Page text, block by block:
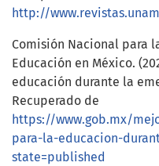
http://
Comisión Nacional para
Educación en México.
educación durante la
Recuperado de
https://www.gob.mx/
para-la-educacion-
state=published